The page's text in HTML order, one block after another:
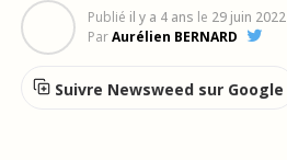
Publié il y a 4 ans le 29 juin 2022
ParAurélien BERNARD
Suivre Newsweed sur Google